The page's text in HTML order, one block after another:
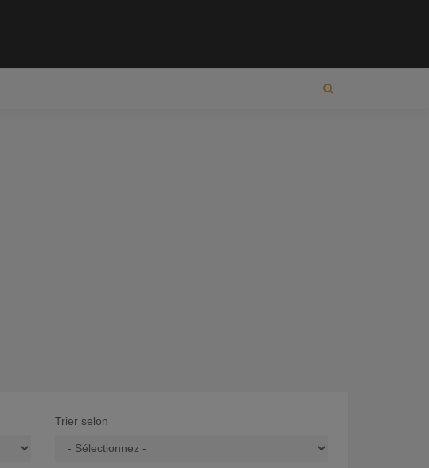
Trier selon